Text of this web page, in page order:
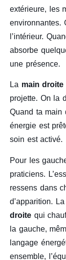
extérieure, les
environnantes.
l’intérieur.
absorbe
une présence.
La main droite
projette. On la
Quand ta main
énergie est
soin est activé.
Pour les
praticiens.
ressens dans
d’apparition.
droite qui
la gauche,
langage
ensemble,